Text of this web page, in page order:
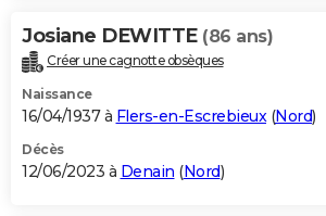
Josiane DEWITTE (86 ans)
Créer une cagnotte obsèques
Naissance
16/04/1937 à Flers-en-Escrebieux(Nord)
Décès
12/06/2023 à Denain (Nord)